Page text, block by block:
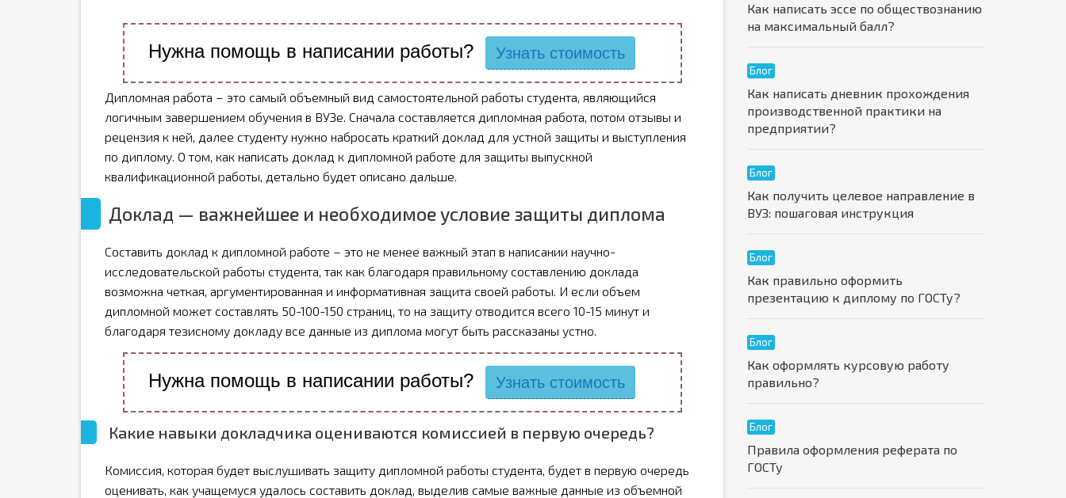
Нужна помощь в написании работы? Узнать стоимость
Дипломная работа – это самый объемный вид самостоятельной работы студента, являющийся
логичным завершением обучения в ВУЗе. Сначала составляется дипломная работа, потом отзывы и
рецензия к ней, далее студенту нужно набросать краткий доклад для устной защиты и выступления
по диплому. О том, как написать доклад к дипломной работе для защиты выпускной
квалификационной работы, детально будет описано дальше.
Доклад — важнейшее и необходимое условие защиты диплома
Составить доклад к дипломной работе – это не менее важный этап в написании научно-
исследовательской работы студента, так как благодаря правильному составлению доклада
возможна четкая, аргументированная и информативная защита своей работы. И если объем
дипломной может составлять 50-100-150 страниц, то на защиту отводится всего 10-15 минут и
благодаря тезисному докладу все данные из диплома могут быть рассказаны устно.
Нужна помощь в написании работы? Узнать стоимость
Какие навыки докладчика оцениваются комиссией в первую очередь?
Комиссия, которая будет выслушивать защиту дипломной работы студента, будет в первую очередь
оценивать, как учащемуся удалось составить доклад, выделив самые важные данные из объемной
Как написать эссе по обществознанию
на максимальный балл?
Блог
Как написать дневник прохождения
производственной практики на
предприятии?
Блог
Как получить целевое направление в
ВУЗ: пошаговая инструкция
Блог
Как правильно оформить
презентацию к диплому по ГОСТу?
Блог
Как оформлять курсовую работу
правильно?
Блог
Правила оформления реферата по
ГОСТу